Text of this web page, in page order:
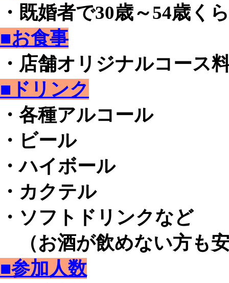
・既婚者で30歳～54歳く
■お食事
・店舗オリジナルコース
■ドリンク
・各種アルコール
・ビール
・ハイボール
・カクテル
・ソフトドリンクなど
（お酒が飲めない方も
■参加人数